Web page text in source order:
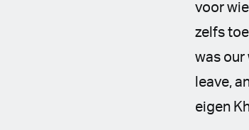
voor
zelfs
was our
leave,
eigen